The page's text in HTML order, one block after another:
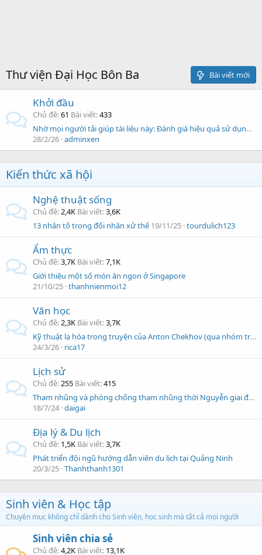
Thư viện Đại Học Bôn Ba Bài viết mới
Khởi đầu
Chủ đề 61 Bài viết 433
Nhờ mọi người tải giúp tài liệu này: Đánh giá hiệu quả sử dụng thuốc nhỏ mắt atropin 0,01% đối với sự tiến triển cận thị ...
28/2/26 adminxen
Kiến thức xã hội
Nghệ thuật sống
Chủ đề 2,4K Bài viết 3,6K
13 nhân tố trong đối nhân xử thế 19/11/25 tourdulich123
Ẩm thực
Chủ đề 3,7K Bài viết 7,1K
Giới thiệu một số món ăn ngon ở Singapore
21/10/25 thanhnienmoi12
Văn học
Chủ đề 2,3K Bài viết 3,7K
Kỹ thuật lạ hóa trong truyện của Anton Chekhov (qua nhóm truyền về trẻ em và phụ nữ)
24/3/26 rica17
Lịch sử
Chủ đề 255 Bài viết 415
Tham nhũng và phòng chống tham nhũng thời Nguyễn giai đoạn 1802-1884
18/7/24 daigai
Địa lý & Du lịch
Chủ đề 1,5K Bài viết 3,7K
Phát triển đội ngũ hướng dẫn viên du lịch tại Quảng Ninh
20/3/25 Thanhthanh1301
Sinh viên & Học tập
Chuyên mục không chỉ dành cho Sinh viên, học sinh mà tất cả mọi người
Sinh viên chia sẻ
Chủ đề 4,2K Bài viết 13,1K